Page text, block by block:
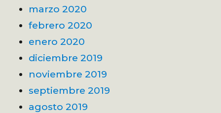
marzo 2020
febrero 2020
enero 2020
diciembre 2019
noviembre 2019
septiembre 2019
agosto 2019